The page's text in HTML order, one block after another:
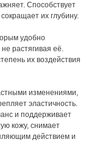
Способствует
их глубину.
удобно
растягивая её.
их воздействия
изменениями,
эластичность.
и поддерживает
кожу, снимает
действием и